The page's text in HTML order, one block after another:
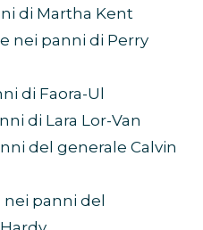
di Martha Kent
nei panni di Perry
di Faora-Ul
di Lara Lor-Van
del generale Calvin
panni del